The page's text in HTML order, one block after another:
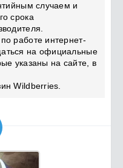
случаем и
срока
работе интернет-
на официальные
указаны на сайте, в
Wildberries.